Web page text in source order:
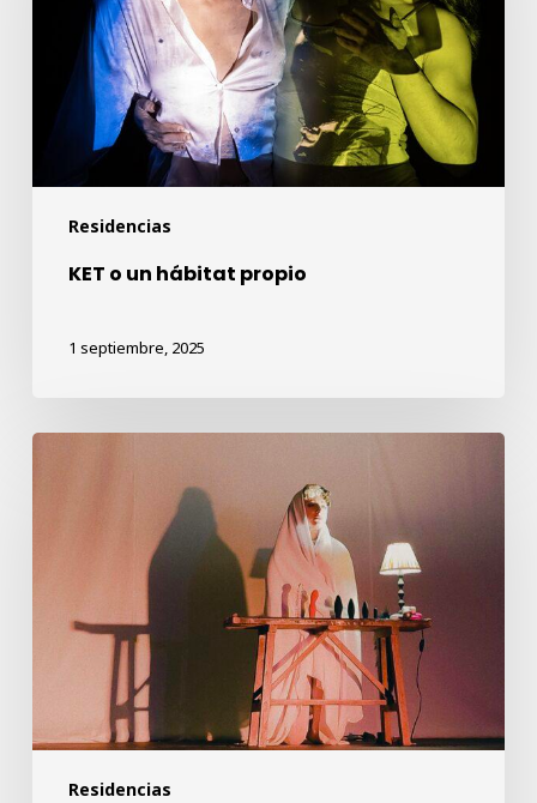
Residencias
KET o un hábitat propio
1 septiembre, 2025
Residencias